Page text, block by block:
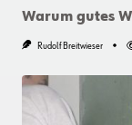
Warum gutes
Rudolf Breitwieser